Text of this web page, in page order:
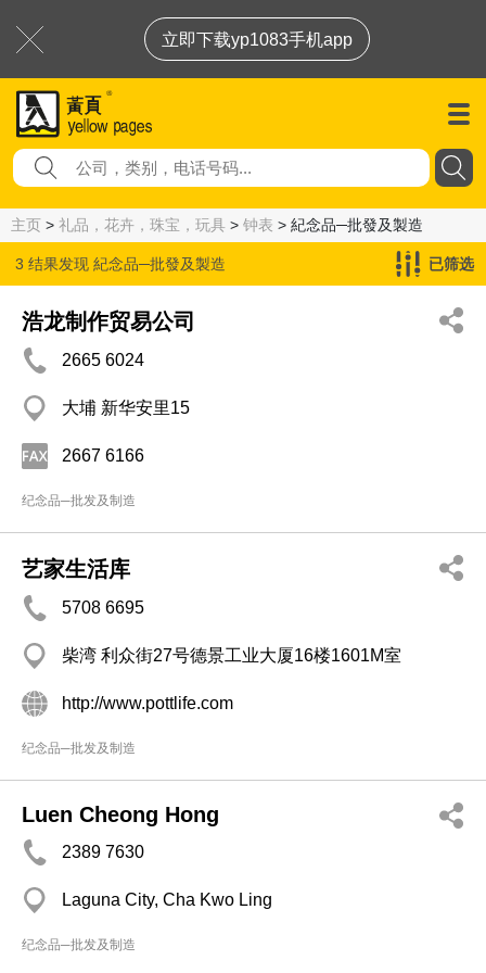
立即下载yp1083手机app
主页 > 礼品，花卉，珠宝，玩具 > 钟表 > 紀念品─批發及製造
3 结果发现 紀念品─批發及製造 已筛选
浩龙制作贸易公司
2665 6024
大埔 新华安里15
2667 6166
纪念品─批发及制造
艺家生活库
5708 6695
柴湾 利众街27号德景工业大厦16楼1601M室
http://www.pottlife.com
纪念品─批发及制造
Luen Cheong Hong
2389 7630
Laguna City, Cha Kwo Ling
纪念品─批发及制造